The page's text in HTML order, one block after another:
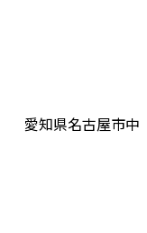
愛知県名古屋市中